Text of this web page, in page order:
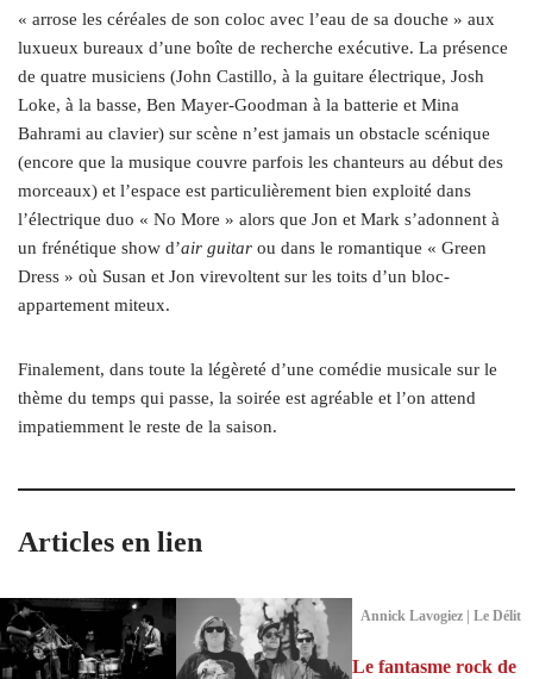
« arrose les céréales de son coloc avec l’eau de sa douche » aux
luxueux bureaux d’une boîte de recherche exécutive. La présence
de quatre musiciens (John Castillo, à la guitare électrique, Josh
Loke, à la basse, Ben Mayer-Goodman à la batterie et Mina
Bahrami au clavier) sur scène n’est jamais un obstacle scénique
(encore que la musique couvre parfois les chanteurs au début des
morceaux) et l’espace est particulièrement bien exploité dans
l’électrique duo « No More » alors que Jon et Mark s’adonnent à
un frénétique show d’air guitar ou dans le romantique « Green
Dress » où Susan et Jon virevoltent sur les toits d’un bloc-
appartement miteux.
Finalement, dans toute la légèreté d’une comédie musicale sur le
thème du temps qui passe, la soirée est agréable et l’on attend
impatiemment le reste de la saison.
Articles en lien
Annick Lavogiez | Le Délit
Le fantasme rock de